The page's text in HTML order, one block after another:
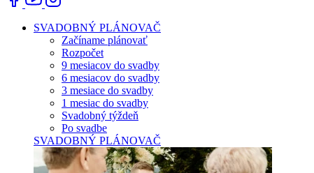
SVADOBNÝ PLÁNOVAČ
Začíname plánovať
Rozpočet
9 mesiacov do svadby
6 mesiacov do svadby
3 mesiace do svadby
1 mesiac do svadby
Svadobný týždeň
Po svadbe
SVADOBNÝ PLÁNOVAČ